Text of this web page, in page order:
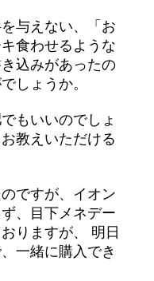
与えない、「お
食わせるような
込みがあったの
しょうか。
もいいのでしょ
教えいただける
ですが、イオン
、目下メネデー
りますが、 明日
一緒に購入でき